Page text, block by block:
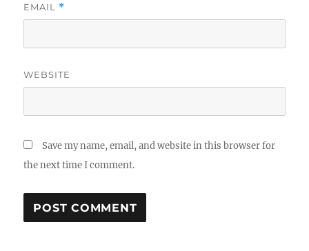
EMAIL *
WEBSITE
Save my name, email, and website in this browser for
the next time I comment.